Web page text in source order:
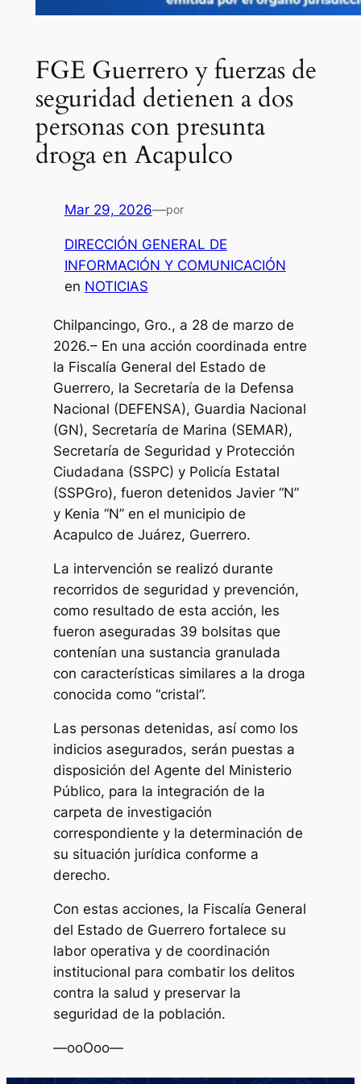
FGE Guerrero y fuerzas de
seguridad detienen a dos
personas con presunta
droga en Acapulco
Mar 29, 2026—por
DIRECCIÓN GENERAL DE
INFORMACIÓN Y COMUNICACIÓN
en NOTICIAS
Chilpancingo, Gro., a 28 de marzo de
2026.– En una acción coordinada entre
la Fiscalía General del Estado de
Guerrero, la Secretaría de la Defensa
Nacional (DEFENSA), Guardia Nacional
(GN), Secretaría de Marina (SEMAR),
Secretaría de Seguridad y Protección
Ciudadana (SSPC) y Policía Estatal
(SSPGro), fueron detenidos Javier “N”
y Kenia “N” en el municipio de
Acapulco de Juárez, Guerrero.
La intervención se realizó durante
recorridos de seguridad y prevención,
como resultado de esta acción, les
fueron aseguradas 39 bolsitas que
contenían una sustancia granulada
con características similares a la droga
conocida como “cristal”.
Las personas detenidas, así como los
indicios asegurados, serán puestas a
disposición del Agente del Ministerio
Público, para la integración de la
carpeta de investigación
correspondiente y la determinación de
su situación jurídica conforme a
derecho.
Con estas acciones, la Fiscalía General
del Estado de Guerrero fortalece su
labor operativa y de coordinación
institucional para combatir los delitos
contra la salud y preservar la
seguridad de la población.
—ooOoo—